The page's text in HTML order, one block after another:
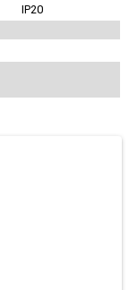
IP20